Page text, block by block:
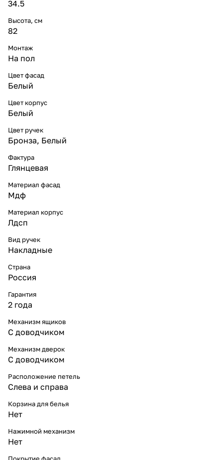
34.5
Высота, см
82
Монтаж
На пол
Цвет фасад
Белый
Цвет корпус
Белый
Цвет ручек
Бронза, Белый
Фактура
Глянцевая
Материал фасад
Мдф
Материал корпус
Лдсп
Вид ручек
Накладные
Страна
Россия
Гарантия
2 года
Механизм ящиков
С доводчиком
Механизм дверок
С доводчиком
Расположение петель
Слева и справа
Корзина для белья
Нет
Нажимной механизм
Нет